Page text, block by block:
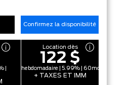
Confirmez la disponibilité
|
Location dès
122 $
hebdomadaire | 5.99% | 60mo
+ TAXES ET IMM